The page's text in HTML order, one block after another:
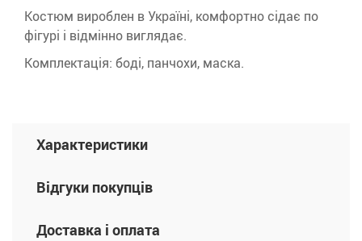
Костюм вироблен в Україні, комфортно сідає по
фігурі і відмінно виглядає.
Комплектація: боді, панчохи, маска.
Характеристики
Відгуки покупців
Доставка і оплата